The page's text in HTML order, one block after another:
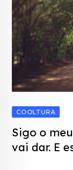
COOLTURA
Sigo o
vai dar. E